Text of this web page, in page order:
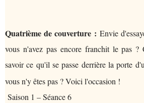
Quatrième de couverture : Envie
vous n'avez pas encore franchit le pas ?
savoir ce qu'il se passe derrière la porte
vous n'y êtes pas ? Voici l'occasion !
Saison 1 – Séance 6